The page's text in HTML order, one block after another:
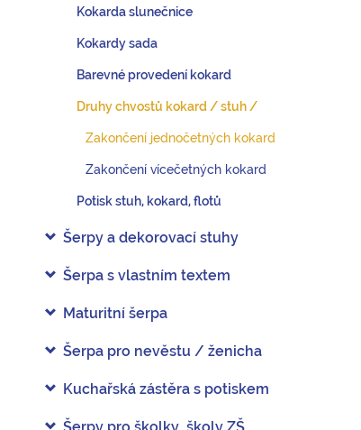
Kokarda slunečnice
Kokardy sada
Barevné provedení kokard
Druhy chvostů kokard / stuh /
Zakončení jednočetných kokard
Zakončení vícečetných kokard
Potisk stuh, kokard, flotů
Šerpy a dekorovací stuhy
Šerpa s vlastním textem
Maturitní šerpa
Šerpa pro nevěstu / ženicha
Kuchařská zástěra s potiskem